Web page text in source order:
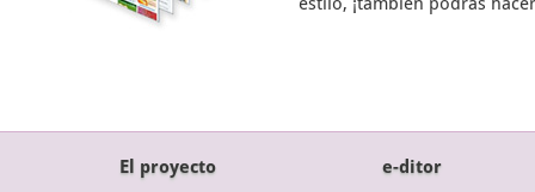
El proyecto e-ditor